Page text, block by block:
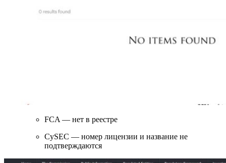
FCA — нет в реестре
CySEC — номер лицензии и название не
подтверждаются